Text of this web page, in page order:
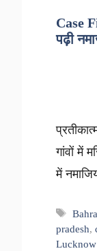
Case
पढ़ी
गांवों में
में
Tags
pradesh,